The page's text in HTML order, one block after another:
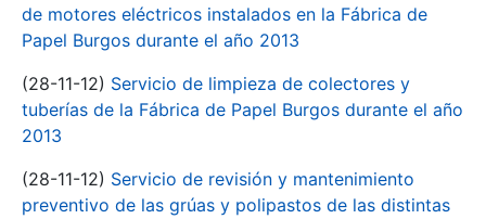
de motores eléctricos instalados en la Fábrica de
Papel Burgos durante el año 2013
(28-11-12) Servicio de limpieza de colectores y
tuberías de la Fábrica de Papel Burgos durante el año
2013
(28-11-12) Servicio de revisión y mantenimiento
preventivo de las grúas y polipastos de las distintas